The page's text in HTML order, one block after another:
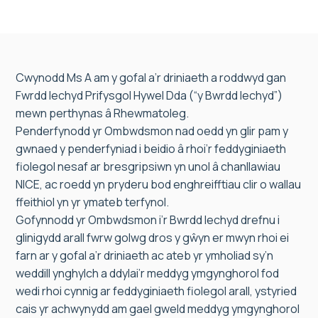
Cwynodd Ms A am y gofal a’r driniaeth a roddwyd gan
Fwrdd Iechyd Prifysgol Hywel Dda (“y Bwrdd Iechyd”)
mewn perthynas â Rhewmatoleg.
Penderfynodd yr Ombwdsmon nad oedd yn glir pam y
gwnaed y penderfyniad i beidio â rhoi’r feddyginiaeth
fiolegol nesaf ar bresgripsiwn yn unol â chanllawiau
NICE, ac roedd yn pryderu bod enghreifftiau clir o wallau
ffeithiol yn yr ymateb terfynol.
Gofynnodd yr Ombwdsmon i’r Bwrdd Iechyd drefnu i
glinigydd arall fwrw golwg dros y gŵyn er mwyn rhoi ei
farn ar y gofal a’r driniaeth ac ateb yr ymholiad sy’n
weddill ynghylch a ddylai’r meddyg ymgynghorol fod
wedi rhoi cynnig ar feddyginiaeth fiolegol arall, ystyried
cais yr achwynydd am gael gweld meddyg ymgynghorol